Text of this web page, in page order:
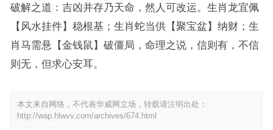
破解之道：吉凶并存乃天命，然人可改运。生肖龙宜佩
【风水挂件】稳根基；生肖蛇当供【聚宝盆】纳财；生
肖马需悬【金钱鼠】破僵局，命理之说，信则有，不信
则无，但求心安耳。
本文来自网络，不代表华威网立场，转载请注明出处：
http://wap.hlwvv.com/archives/674.html